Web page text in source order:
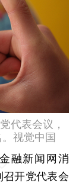
代表会议，
视觉中国
融新闻网消
开党代表会